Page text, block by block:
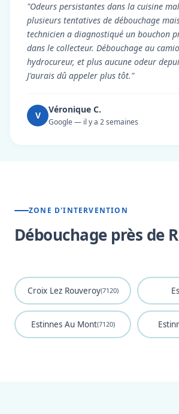
"Odeurs persistantes dans la cuisine
plusieurs tentatives de débouchage
technicien a diagnostiqué un bouchon
dans le collecteur. Débouchage au
hydrocureur, et plus aucune odeur
J'aurais dû appeler plus tôt."
V
Véronique C.
Google — il y a 2 semaines
ZONE D'INTERVENTION
Débouchage près de
Croix Lez Rouveroy(7120)
Estinnes Au Mont(7120)